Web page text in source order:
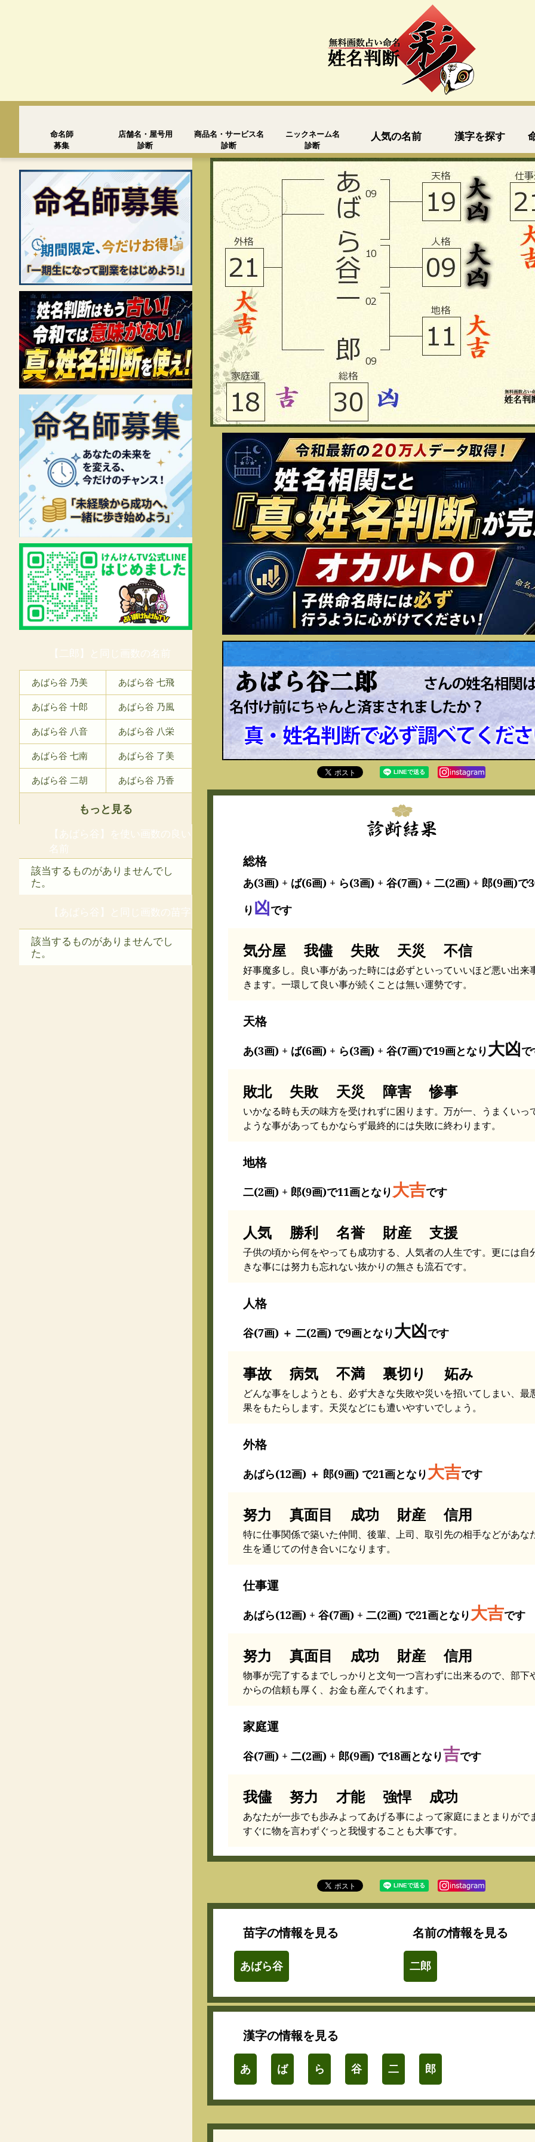
命名師
募集
店舗名・屋号用
診断
商品名・サービス名
診断
ニックネーム名
診断
人気の名前 漢字を探す
【二郎】と同じ画数の名前
あばら谷 乃美 あばら谷 七飛
あばら谷 十郎 あばら谷 乃風
あばら谷 八音 あばら谷 八栄
あばら谷 七南 あばら谷 了美
あばら谷 二胡 あばら谷 乃香
もっと見る
【あばら谷】を使い画数の良い
名前
該当するものがありませんでし
た。
【あばら谷】と同じ画数の苗字
該当するものがありませんでし
た。
あばら谷二郎
総格
あ(3画) + ば(6画) + ら(3画) + 谷(7画) + 二(2画) + 郎(9画)で
り 凶です
気分屋 我儘 失敗 天災 不信
好事魔多し。良い事があった時には必ずといっていいほど悪い出来
きます。一環して良い事が続くことは無い運勢です。
天格
あ(3画) + ば(6画) + ら(3画) + 谷(7画)で19画となり 大凶で
敗北 失敗 天災 障害 惨事
いかなる時も天の味方を受けれずに困ります。万が一、うまくいっ
ような事があってもかならず最終的には失敗に終わります。
地格
二(2画) + 郎(9画)で11画となり 大吉です
人気 勝利 名誉 財産 支援
子供の頃から何をやっても成功する、人気者の人生です。更には自
きな事には努力も忘れない抜かりの無さも流石です。
人格
谷(7画) ＋ 二(2画) で9画となり 大凶です
事故 病気 不満 裏切り 妬み
どんな事をしようとも、必ず大きな失敗や災いを招いてしまい、最
果をもたらします。天災などにも遭いやすいでしょう。
外格
あばら(12画) ＋ 郎(9画) で21画となり 大吉です
努力 真面目 成功 財産 信用
特に仕事関係で築いた仲間、後輩、上司、取引先の相手などがあな
生を通じての付き合いになります。
仕事運
あばら(12画) + 谷(7画) + 二(2画) で21画となり 大吉です
努力 真面目 成功 財産 信用
物事が完了するまでしっかりと文句一つ言わずに出来るので、部下
からの信頼も厚く、お金も産んでくれます。
家庭運
谷(7画) + 二(2画) + 郎(9画) で18画となり吉です
我儘 努力 才能 強悍 成功
あなたが一歩でも歩みよってあげる事によって家庭にまとまりがで
すぐに物を言わずぐっと我慢することも大事です。
苗字の情報を見る
あばら谷
名前の情報を見る
二郎
漢字の情報を見る
あ ば ら 谷 二 郎